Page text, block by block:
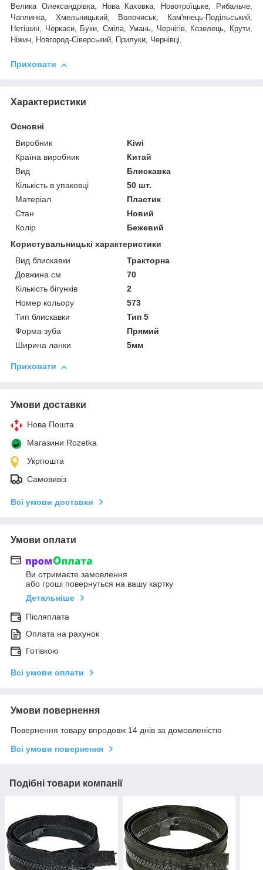
Велика Олександрівка, Нова Каховка, Новотроїцьке, Рибальче,
Чаплинка, Хмельницький, Волочиськ, Кам'янець-Подільський,
Нетішин, Черкаси, Буки, Сміла, Умань, Чернігів, Козелець, Крути,
Ніжин, Новгород-Сіверський, Прилуки, Чернівці,
Приховати
Характеристики
Основні
Виробник
Kiwi
Країна виробник
Китай
Вид
Блискавка
Кількість в упаковці
50 шт.
Матеріал
Пластик
Стан
Новий
Колір
Бежевий
Користувальницькі характеристики
Вид блискавки
Тракторна
Довжина см
70
Кількість бігунків
2
Номер кольору
573
Тип блискавки
Тип 5
Форма зуба
Прямий
Ширина ланки
5мм
Приховати
Умови доставки
Нова Пошта
Магазини Rozetka
Укрпошта
Самовивіз
Всі умови доставки
Умови оплати
Ви отримаєте замовлення
або гроші повернуться на вашу картку
Детальніше
Післяплата
Оплата на рахунок
Готівкою
Всі умови оплати
Умови повернення
Повернення товару впродовж 14 днів за домовленістю
Всі умови повернення
Подібні товари компанії